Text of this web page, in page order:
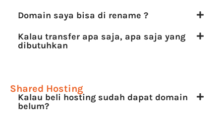
Domain saya bisa di rename ?
Kalau transfer apa saja, apa saja yang
dibutuhkan
Shared Hosting
Kalau beli hosting sudah dapat domain
belum?